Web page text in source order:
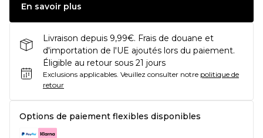
En savoir plus
Livraison depuis 9,99€. Frais de douane et
d'importation de l'UE ajoutés lors du paiement.
Éligible au retour sous 21 jours
Exclusions applicables. Veuillez consulter notre politique de
retour
Options de paiement flexibles disponibles